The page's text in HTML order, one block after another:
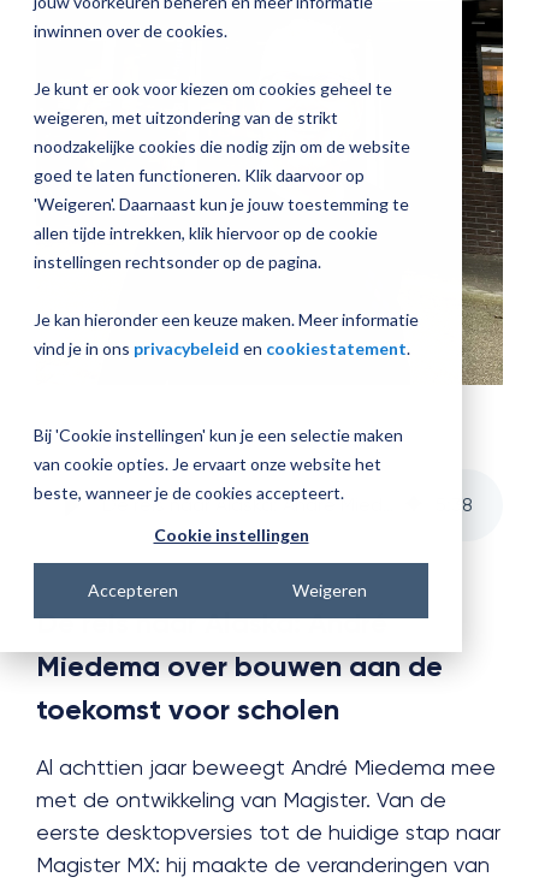
inwinnen over de cookies.
Je kunt er ook voor kiezen om cookies geheel te
weigeren, met uitzondering van de strikt
noodzakelijke cookies die nodig zijn om de website
goed te laten functioneren. Klik daarvoor op
'Weigeren'. Daarnaast kun je jouw toestemming te
allen tijde intrekken, klik hiervoor op de cookie
instellingen rechtsonder op de pagina.
Je kan hieronder een keuze maken. Meer informatie
vind je in ons privacybeleid en cookiestatement.
Bij 'Cookie instellingen' kun je een selectie maken
van cookie opties. Je ervaart onze website het
beste, wanneer je de cookies accepteert.
Cookie instellingen
Accepteren Weigeren
Vraag
een
check-
up
aan
38
De reis naar Alaska: André
Miedema over bouwen aan de
toekomst voor scholen
Al achttien jaar beweegt André Miedema mee
met de ontwikkeling van Magister. Van de
eerste desktopversies tot de huidige stap naar
Magister MX: hij maakte de veranderingen van